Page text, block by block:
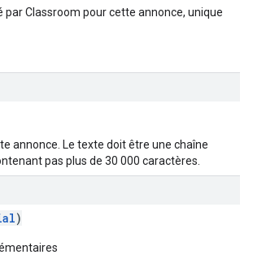
par Classroom pour cette annonce, unique
annonce. Le texte doit être une chaîne
pas plus de 30 000 caractères.
)